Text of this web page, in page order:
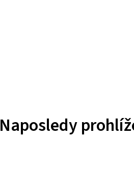
Naposledy